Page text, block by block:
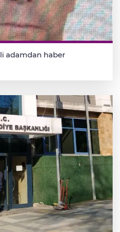
adamdan haber